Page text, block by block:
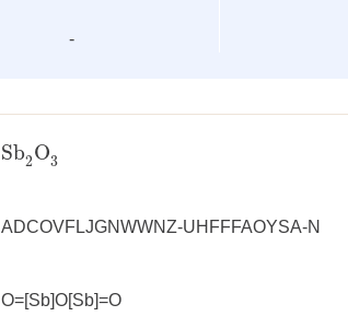
-
Sb2O3
Sb2O3
ADCOVFLJGNWWNZ-UHFFFAOYSA-N
O=[Sb]O[Sb]=O